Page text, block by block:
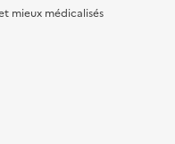
mieux médicalisés